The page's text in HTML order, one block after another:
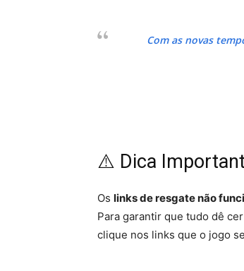
Com as novas
⚠️ Dica
Os links de resgate não
Para garantir que tudo dê
clique nos links que o jogo